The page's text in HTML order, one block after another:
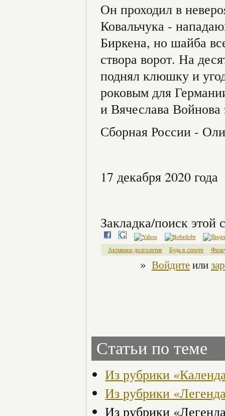
Он проходил в
Ковальчука -
Биркена, но шайба
створа ворот. На
поднял клюшку и
роковым для
и Вячеслава Войнова
Сборная России -
17 декабря 2020 года
Закладка/поиск этой
Активное долголетие Будь в спорте
» Войдитеили
Статьи по теме
Из рубрики
Из рубрики
Из рубрики